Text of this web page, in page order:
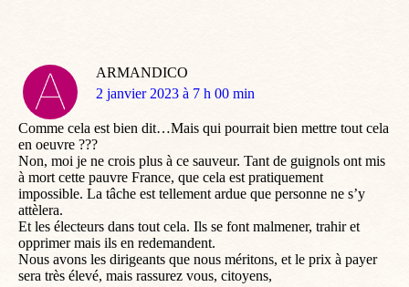
ARMANDICO
dit
2 janvier 2023 à 7 h 00 min
Comme cela est bien dit…Mais qui pourrait bien mettre tout cela
en oeuvre ???
Non, moi je ne crois plus à ce sauveur. Tant de guignols ont mis
à mort cette pauvre France, que cela est pratiquement
impossible. La tâche est tellement ardue que personne ne s’y
attèlera.
Et les électeurs dans tout cela. Ils se font malmener, trahir et
opprimer mais ils en redemandent.
Nous avons les dirigeants que nous méritons, et le prix à payer
sera très élevé, mais rassurez vous, citoyens,